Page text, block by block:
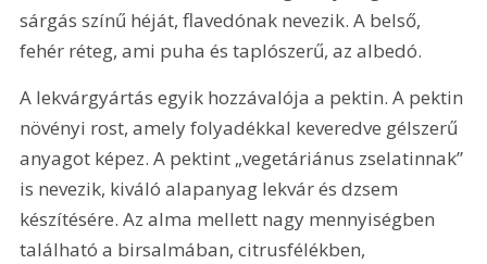
sárgás színű héját, flavedónak nevezik. A belső,
fehér réteg, ami puha és taplószerű, az albedó.
A lekvárgyártás egyik hozzávalója a pektin. A pektin
növényi rost, amely folyadékkal keveredve gélszerű
anyagot képez. A pektint „vegetáriánus zselatinnak”
is nevezik, kiváló alapanyag lekvár és dzsem
készítésére. Az alma mellett nagy mennyiségben
található a birsalmában, citrusfélékben,